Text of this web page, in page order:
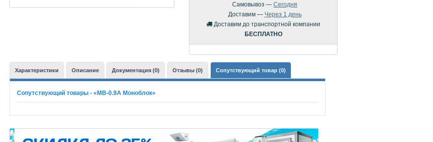
Самовывоз — Сегодня
Доставим — Через 1 день
Доставим до транспортной компании
БЕСПЛАТНО
Характеристики Описание Документация (0) Отзывы (0) Сопутствующий товар (0)
Сопутствующий товары - «МВ-0.9А Моноблок»